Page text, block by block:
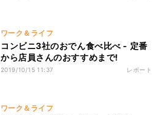
ワーク＆ライフ
コンビニ3社のおでん食べ比べ - 定番
から店員さんのおすすめまで!
2019/10/15 11:37 レポート
ワーク＆ライフ